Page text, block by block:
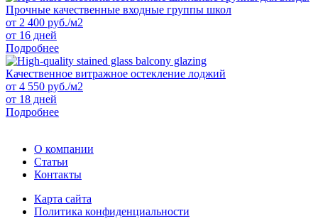
Прочные качественные входные группы школ
от 2 400 руб./м2
от 16 дней
Подробнее
Качественное витражное остекление лоджий
от 4 550 руб./м2
от 18 дней
Подробнее
О компании
Статьи
Контакты
Карта сайта
Политика конфиденциальности